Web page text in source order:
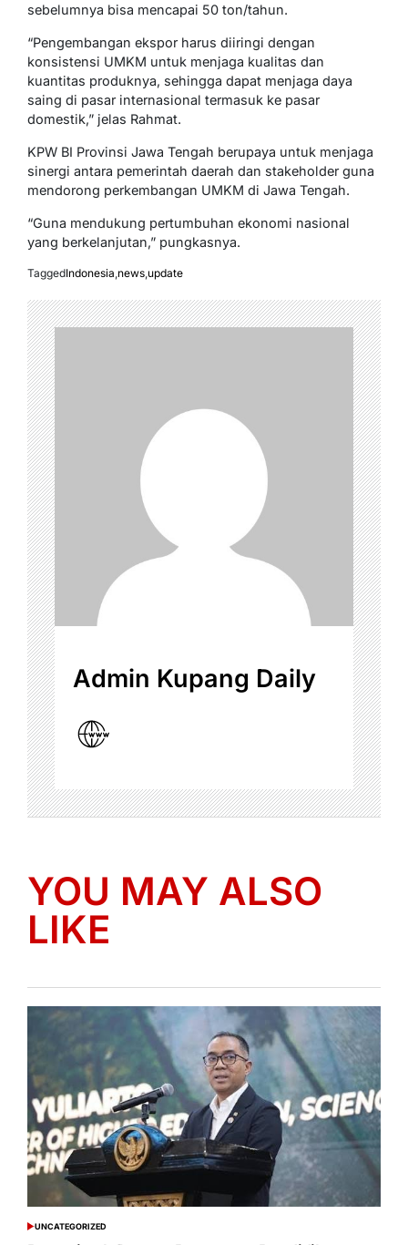
sebelumnya bisa mencapai 50 ton/tahun.
“Pengembangan ekspor harus diiringi dengan
konsistensi UMKM untuk menjaga kualitas dan
kuantitas produknya, sehingga dapat menjaga daya
saing di pasar internasional termasuk ke pasar
domestik,” jelas Rahmat.
KPW BI Provinsi Jawa Tengah berupaya untuk menjaga
sinergi antara pemerintah daerah dan stakeholder guna
mendorong perkembangan UMKM di Jawa Tengah.
“Guna mendukung pertumbuhan ekonomi nasional
yang berkelanjutan,” pungkasnya.
TaggedIndonesia news update
Admin Kupang Daily
YOU MAY ALSO
LIKE
POSTED
UNCATEGORIZED